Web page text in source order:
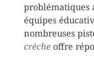
problématiques
équipes
nombreuses
crèche offre